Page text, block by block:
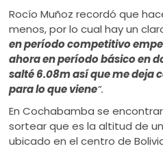
Rocío Muñoz recordó que
menos, por lo cual hay un
en período competitivo
ahora en período básico en
salté 6.08m así que me deja
para lo que viene”.
En Cochabamba se
sortear que es la altitud de
ubicado en el centro de